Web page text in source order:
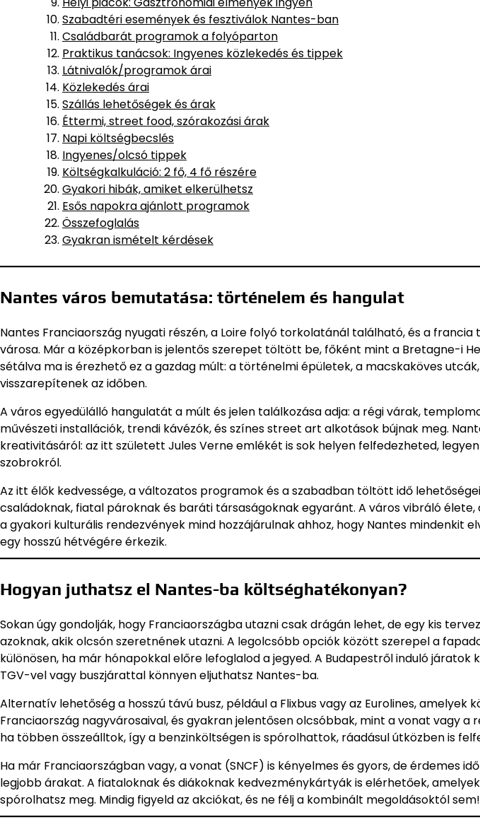
Szabadtéri események és fesztiválok Nantes-ban
Családbarát programok a folyóparton
Praktikus tanácsok: Ingyenes közlekedés és tippek
Látnivalók/programok árai
Közlekedés árai
Szállás lehetőségek és árak
Éttermi, street food, szórakozási árak
Napi költségbecslés
Ingyenes/olcsó tippek
Költségkalkuláció: 2 fő, 4 fő részére
Gyakori hibák, amiket elkerülhetsz
Esős napokra ajánlott programok
Összefoglalás
Gyakran ismételt kérdések
Nantes város bemutatása: történelem és hangulat
Nantes Franciaország nyugati részén, a Loire folyó torkolatánál található, és a
városa. Már a középkorban is jelentős szerepet töltött be, főként mint a Bretagne-i
sétálva ma is érezhető ez a gazdag múlt: a történelmi épületek, a macskaköves
visszarepítenek az időben.
A város egyedülálló hangulatát a múlt és jelen találkozása adja: a régi várak,
művészeti installációk, trendi kávézók, és színes street art alkotások bújnak meg.
kreativitásáról: az itt született Jules Verne emlékét is sok helyen felfedezheted,
szobrokról.
Az itt élők kedvessége, a változatos programok és a szabadban töltött idő
családoknak, fiatal pároknak és baráti társaságoknak egyaránt. A város vibráló
a gyakori kulturális rendezvények mind hozzájárulnak ahhoz, hogy Nantes mindenkit
egy hosszú hétvégére érkezik.
Hogyan juthatsz el Nantes-ba költséghatékonyan?
Sokan úgy gondolják, hogy Franciaországba utazni csak drágán lehet, de egy kis
azoknak, akik olcsón szeretnének utazni. A legolcsóbb opciók között szerepel a
különösen, ha már hónapokkal előre lefoglalod a jegyed. A Budapestről induló járatok
TGV-vel vagy buszjárattal könnyen eljuthatsz Nantes-ba.
Alternatív lehetőség a hosszú távú busz, például a Flixbus vagy az Eurolines,
Franciaország nagyvárosaival, és gyakran jelentősen olcsóbbak, mint a vonat vagy a
ha többen összeálltok, így a benzinköltségen is spórolhattok, ráadásul útközben is
Ha már Franciaországban vagy, a vonat (SNCF) is kényelmes és gyors, de érdemes
legjobb árakat. A fiataloknak és diákoknak kedvezménykártyák is elérhetőek,
spórolhatsz meg. Mindig figyeld az akciókat, és ne félj a kombinált megoldásoktól sem!